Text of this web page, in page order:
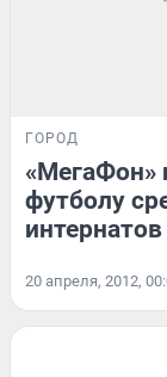
ГОРОД
«МегаФон»
футболу
интернатов
20 апреля, 2012,